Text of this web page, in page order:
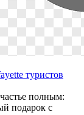
туристов
полным:
подарок с